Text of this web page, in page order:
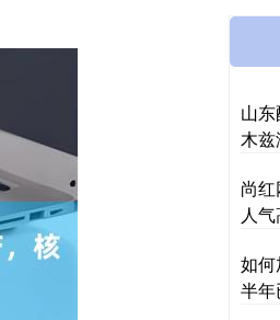
山
木
尚
人气
如
半